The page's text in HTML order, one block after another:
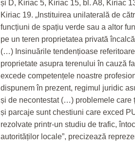
și D, Kiriac 5, Kiriac 15, bl. A8, Kiriac
Kiriac 19. „Instituirea unilaterală de
funcțiuni de spațiu verde sau a altor
pe un teren proprietatea privată
(…) Insinuările tendențioase
proprietate asupra terenului în cauză
excede competențele noastre
dispunem în prezent, regimul juridic
și de necontestat (…) problemele care
și parcaje sunt chestiuni care exced
rezolvate printr-un studiu de trafic,
autorităților locale”, precizează